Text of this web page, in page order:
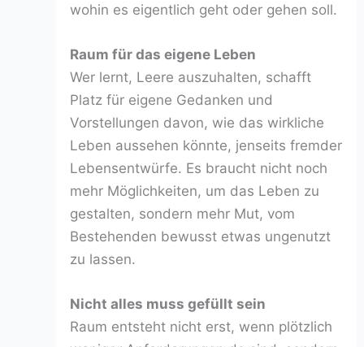
wohin es eigentlich geht oder gehen soll.
Raum für das eigene Leben
Wer lernt, Leere auszuhalten, schafft
Platz für eigene Gedanken und
Vorstellungen davon, wie das wirkliche
Leben aussehen könnte, jenseits fremder
Lebensentwürfe. Es braucht nicht noch
mehr Möglichkeiten, um das Leben zu
gestalten, sondern mehr Mut, vom
Bestehenden bewusst etwas ungenutzt
zu lassen.
Nicht alles muss gefüllt sein
Raum entsteht nicht erst, wenn plötzlich